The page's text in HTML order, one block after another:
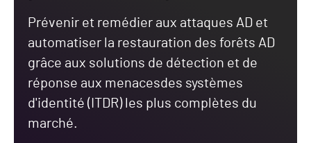
Prévenir et remédier aux attaques AD et
automatiser la restauration des forêts AD
grâce aux solutions de détection et de
réponse aux menacesdes systèmes
d'identité (ITDR) les plus complètes du
marché.